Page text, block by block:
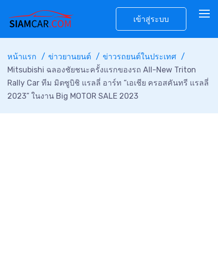
เข้าสู่ระบบ
หน้าแรก ข่าวยานยนต์
ข่าวรถยนต์ในประเทศ
Mitsubishi ฉลองชัยชนะครั้งแรกของรถ All-New Triton
Rally Car ทีม มิตซูบิชิ แรลลี่ อาร์ท “เอเชีย ครอสคันทรี แรลลี่
2023” ในงาน Big MOTOR SALE 2023